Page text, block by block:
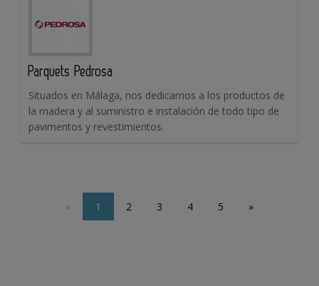
Parquets Pedrosa
Situados en Málaga, nos dedicamos a los productos de
la madera y al suministro e instalación de todo tipo de
pavimentos y revestimientos.
« 1 2 3 4 5 »